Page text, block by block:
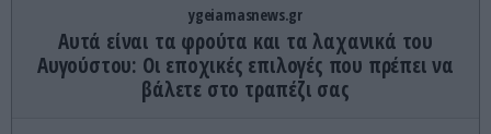
ygeiamasnews.gr
Αυτά είναι τα φρούτα και τα λαχανικά του
Αυγούστου: Οι εποχικές επιλογές που πρέπει να
βάλετε στο τραπέζι σας